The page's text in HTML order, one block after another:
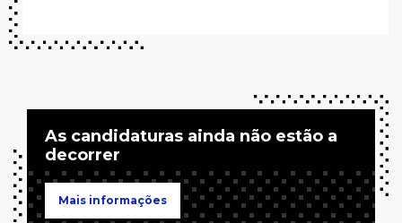
As candidaturas ainda não estão a
decorrer
Mais informações